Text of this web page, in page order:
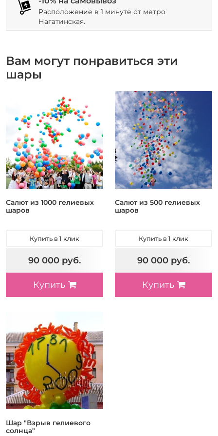
Расположение в 1 минуте от метро
Нагатинская.
Вам могут понравиться эти
шары
Салют из 1000 гелиевых
шаров
Купить в 1 клик
90 000 руб.
Купить
Салют из 500 гелиевых
шаров
Купить в 1 клик
90 000 руб.
Купить
Шар "Взрыв гелиевого
солнца"